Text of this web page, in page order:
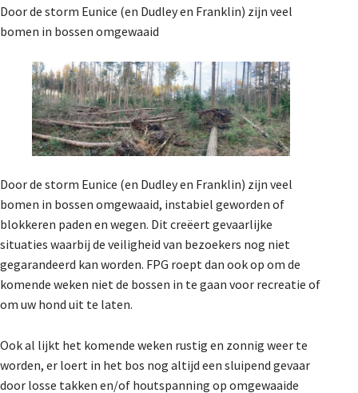
Door de storm Eunice (en Dudley en Franklin) zijn veel
bomen in bossen omgewaaid
Door de storm Eunice (en Dudley en Franklin) zijn veel
bomen in bossen omgewaaid, instabiel geworden of
blokkeren paden en wegen. Dit creëert gevaarlijke
situaties waarbij de veiligheid van bezoekers nog niet
gegarandeerd kan worden. FPG roept dan ook op om de
komende weken niet de bossen in te gaan voor recreatie of
om uw hond uit te laten.
Ook al lijkt het komende weken rustig en zonnig weer te
worden, er loert in het bos nog altijd een sluipend gevaar
door losse takken en/of houtspanning op omgewaaide
Lidmaatschap
Provincies
Dossiers
De Landeigenaar
Contact